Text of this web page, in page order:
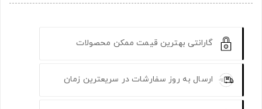
گارانتی بهترین قیمت ممکن محصولات
ارسال به روز سفارشات در سریعترین زمان